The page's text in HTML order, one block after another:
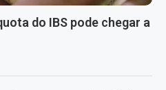
do IBS pode chegar a